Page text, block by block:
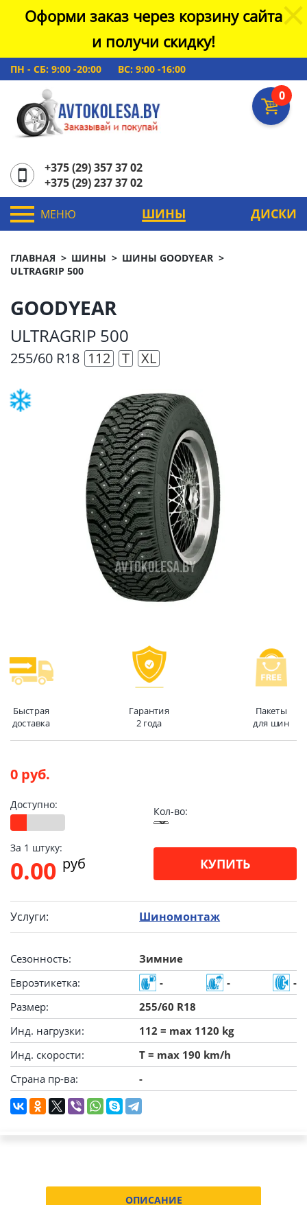
Оформи заказ через корзину сайта
и получи скидку!
ПН - СБ: 9:00 -20:00 ВС: 9:00 -16:00
0
+375 (29) 357 37 02
+375 (29) 237 37 02
МЕНЮ ШИНЫ ДИСКИ
ГЛАВНАЯ ШИНЫ
ШИНЫ GOODYEAR
ULTRAGRIP 500
GOODYEAR
ULTRAGRIP 500
255/60 R18 112 T XL
Быстрая
доставка
Гарантия
2 года
Пакеты
для шин
0 руб.
Доступно:
Кол-во:
За 1 штуку:
0.00 pуб КУПИТЬ
Услуги: Шиномонтаж
Сезонность:
Зимние
Евроэтикетка:
- -
-
Размер:
255/60 R18
Инд. нагрузки:
112 = max 1120 kg
Инд. скорости:
T = max 190 km/h
Страна пр-ва:
-
ОПИСАНИЕ